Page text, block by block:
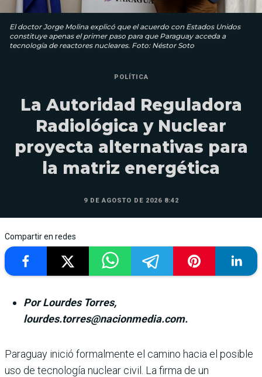
El doctor Jorge Molina explicó que el acuerdo con Estados Unidos
constituye apenas el primer paso para que Paraguay acceda a
tecnología de reactores nucleares. Foto: Néstor Soto
POLÍTICA
La Autoridad Reguladora
Radiológica y Nuclear
proyecta alternativas para
la matriz energética
9 DE AGOSTO DE 2026 8:42
Compartir en redes
Por Lourdes Torres,
lourdes.torres@nacionmedia.com.
Paraguay inició formalmente el camino hacia el posible
uso de tecnología nuclear civil. La firma de un